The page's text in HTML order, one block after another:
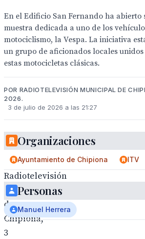
En el Edificio San Fernando ha abierto
muestra dedicada a uno de los
motociclismo, la Vespa. La iniciativa
un grupo de aficionados locales
estas motocicletas clásicas.
POR RADIOTELEVISIÓN MUNICIPAL DE
2026.
3 de julio de 2026 a las 21:27
Radiotelevisión
municipal
de
Chipiona,
3
Organizaciones
Ayuntamiento de Chipiona ITV
Personas
Manuel Herrera